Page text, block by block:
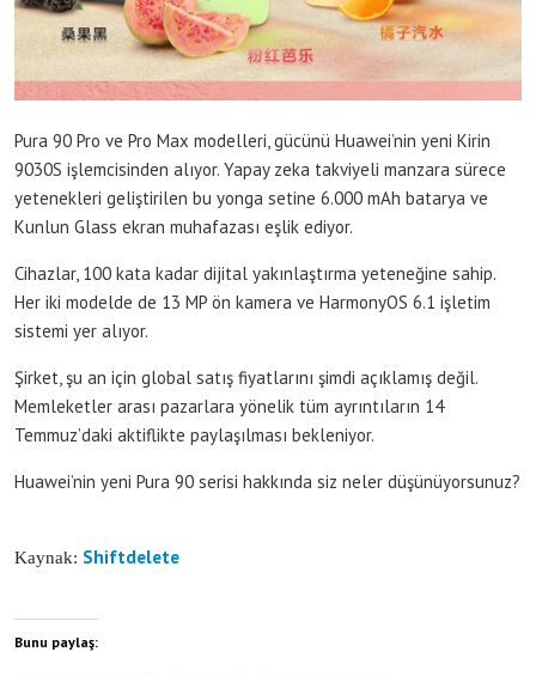
Pura 90 Pro ve Pro Max modelleri, gücünü Huawei’nin yeni Kirin
9030S işlemcisinden alıyor. Yapay zeka takviyeli manzara sürece
yetenekleri geliştirilen bu yonga setine 6.000 mAh batarya ve
Kunlun Glass ekran muhafazası eşlik ediyor.
Cihazlar, 100 kata kadar dijital yakınlaştırma yeteneğine sahip.
Her iki modelde de 13 MP ön kamera ve HarmonyOS 6.1 işletim
sistemi yer alıyor.
Şirket, şu an için global satış fiyatlarını şimdi açıklamış değil.
Memleketler arası pazarlara yönelik tüm ayrıntıların 14
Temmuz’daki aktiflikte paylaşılması bekleniyor.
Huawei’nin yeni Pura 90 serisi hakkında siz neler düşünüyorsunuz?
Kaynak: Shiftdelete
Bunu paylaş: